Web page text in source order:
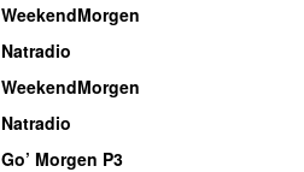
WeekendMorgen
Natradio
WeekendMorgen
Natradio
Go’ Morgen P3